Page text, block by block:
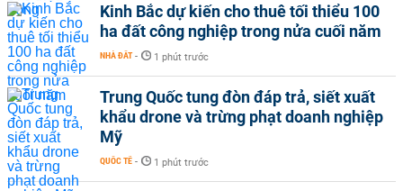
Kinh Bắc dự kiến cho thuê tối thiểu 100
ha đất công nghiệp trong nửa cuối năm
NHÀ ĐẤT - 1 phút trước
Trung Quốc tung đòn đáp trả, siết xuất
khẩu drone và trừng phạt doanh nghiệp
Mỹ
QUỐC TẾ - 1 phút trước